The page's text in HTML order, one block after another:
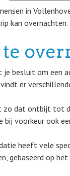
in
kan overnachten.
besluit om een
er
zo dat ontbijt tot
bij voorkeur ook
heeft vele
gebaseerd op